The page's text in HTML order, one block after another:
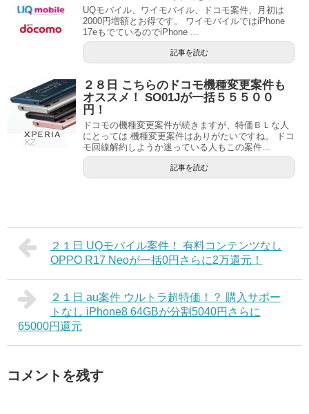
UQモバイル、ワイモバイル、ドコモ案件、月初は
2000円増額とお得です。 ワイモバイルではiPhone
17eもでているのでiPhone ...
記事を読む
２８日 こちらのドコモ機種変更案件も
オススメ！ SO01Jが一括５５５００
円！
ドコモの機種変更案件が続きますが、特価ＢＬな人
にとっては 機種変更案件はありがたいですね。 ドコ
モ回線解約しようか迷っている人もこの案件...
記事を読む
２１日 UQモバイル案件！ 有料コンテンツなし
OPPO R17 Neoが一括0円さらに2万還元！
２１日 au案件 ウルトラ超特価！？ 購入サポー
トなし iPhone8 64GBが分割5040円さらに
65000円還元
コメントを残す